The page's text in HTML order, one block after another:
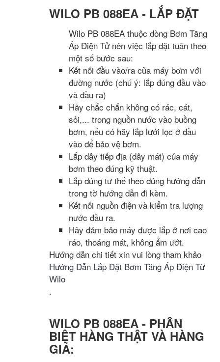
WILO PB 088EA - LẮP ĐẶT
Wilo PB 088EA thuộc dòng Bơm Tăng
Áp Điện Tử nên việc lắp đặt tuân theo
một số bước sau:
Kết nối đầu vào/ra của máy bơm với
đường nước (chú ý: lắp đúng đầu vào
và đầu ra)
Hãy chắc chắn không có rác, cát,
sỏi,... trong nguồn nước vào buồng
bơm, nếu có hãy lắp lưới lọc ở đầu
vào để bảo vệ bơm.
Lắp dây tiếp địa (dây mát) của máy
bơm theo đúng kỹ thuật.
Lắp đúng tư thế theo đúng hướng dẫn
trong tờ hướng dẫn đi kèm.
Kết nối nguồn điện và kiểm tra lượng
nước đầu ra.
Hãy đảm bảo máy được lắp ở nơi cao
ráo, thoáng mát, không ẩm ướt.
Hướng dẫn chi tiết xin vui lòng tham khảo
Hướng Dẫn Lắp Đặt Bơm Tăng Áp Điện Từ
Wilo
.
WILO PB 088EA - PHÂN
BIỆT HÀNG THẬT VÀ HÀNG
GIẢ: